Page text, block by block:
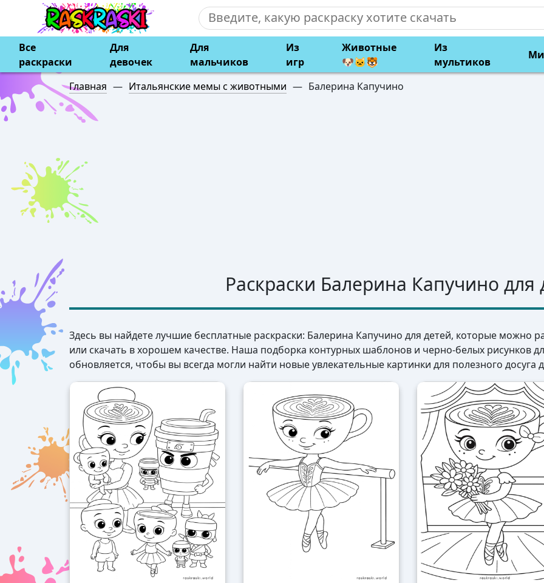
Все
раскраски
Для
девочек
Для
мальчиков
Из
игр
Животные
🐶🐱🐯
Из
мультиков
Главная — Итальянские мемы с животными — Балерина Капучино
Раскраски Балерина Капучино для
Здесь вы найдете лучшие бесплатные раскраски: Балерина Капучино для детей, которые можно
или скачать в хорошем качестве. Наша подборка контурных шаблонов и черно-белых рисунков
обновляется, чтобы вы всегда могли найти новые увлекательные картинки для полезного досуга